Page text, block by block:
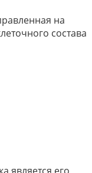
на
состава